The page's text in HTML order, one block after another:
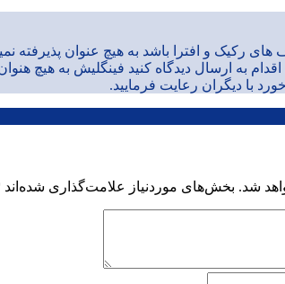
رکیک و افترا باشد به هیچ عنوان پذیرفته
به ارسال دیدگاه کنید فینگلیش به هیچ
با دیگران رعایت فرمایید.
شد. بخش‌های موردنیاز علامت‌گذاری شده‌اند